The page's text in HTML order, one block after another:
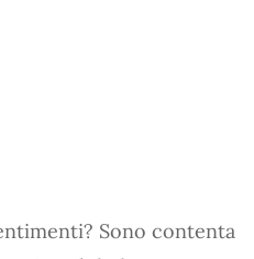
Sono contenta